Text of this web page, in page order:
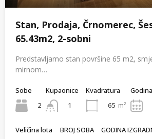
Stan, Prodaja, Črnomerec,
65.43m2, 2-sobni
Predstavljamo stan površine 65 m2,
mirnom…
Sobe
2
Kupaonice
1
Kvadratura
65 m²
Veličina lota
BROJ SOBA
GODINA